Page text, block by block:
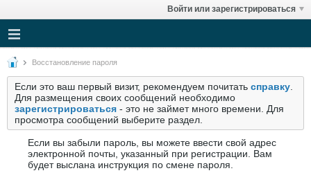
Войти или зарегистрироваться
Восстановление пароля
Если это ваш первый визит, рекомендуем почитать справку
Для размещения своих сообщений необходимо
зарегистрироваться - это не займет много времени. Для
просмотра сообщений выберите раздел.
Если вы забыли пароль, вы можете ввести свой адрес
электронной почты, указанный при регистрации. Вам
будет выслана инструкция по смене пароля.